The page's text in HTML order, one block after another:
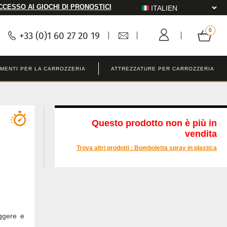
AI GIOCHI DI PRONOSTICI
+33 (0)1 60 27 20 19
PER LA CARROZZERIA ATTREZZATURE PER CARROZZERIA
e
Questo prodotto non è più in
vendita
Trova altri prodotti : Bomboletta spray in plastica